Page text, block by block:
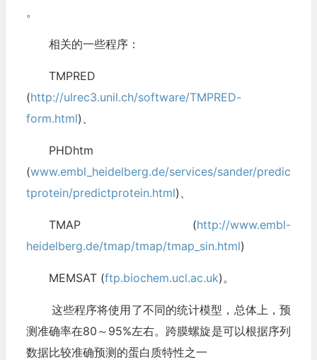
。
相关的一些程序：
TMPRED
(http://ulrec3.unil.ch/software/TMPRED-
form.html)、
PHDhtm
(www.embl_heidelberg.de/services/sander/predic
tprotein/predictprotein.html)、
TMAP (http://www.embl-
heidelberg.de/tmap/tmap/tmap_sin.html)
MEMSAT (ftp.biochem.ucl.ac.uk)。
这些程序将使用了不同的统计模型，总体上，预
测准确率在80～95%左右。跨膜螺旋是可以根据序列
数据比较准确预测的蛋白质特性之一